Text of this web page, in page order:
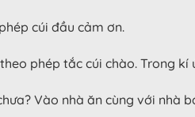
cúi đầu cảm ơn.
phép tắc cúi chào. Trong
Vào nhà ăn cùng với nhà